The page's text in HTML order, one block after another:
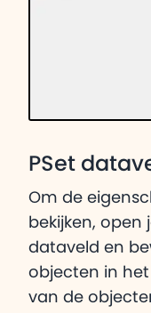
PSet
Om de
bekijken, open
dataveld en
objecten in
van de